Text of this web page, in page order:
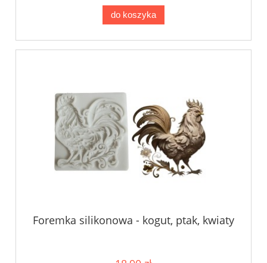
do koszyka
Foremka silikonowa - kogut, ptak, kwiaty